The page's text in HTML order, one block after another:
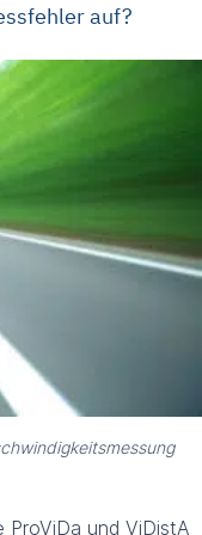
auf?
ProViDa und ViDistA